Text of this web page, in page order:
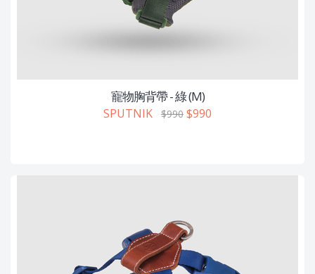
寵物胸背帶 - 綠 (M)
SPUTNIK $990 $990